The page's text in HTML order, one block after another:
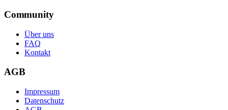
Community
Über uns
FAQ
Kontakt
AGB
Impressum
Datenschutz